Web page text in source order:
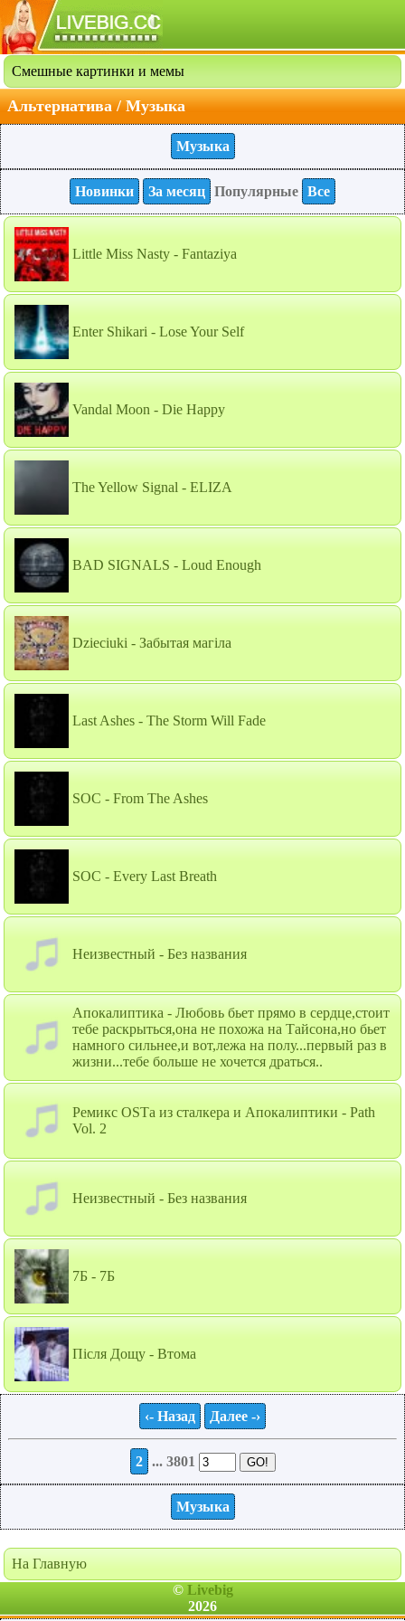
Смешные картинки и мемы
Альтернатива / Музыка
Музыка
Новинки За месяц Популярные Все
Little Miss Nasty - Fantaziya
Enter Shikari - Lose Your Sеlf
Vandal Moon - Die Happy
The Yellow Signal - ELIZA
BAD SIGNALS - Loud Enough
Dzieciuki - Забытая магiла
Last Ashes - The Storm Will Fade
SOC - From The Ashes
SOC - Every Last Breath
Неизвестный - Без названия
Апокалиптика - Любовь бьет прямо в сердце,стоит
тебе раскрыться,она не похожа на Тайсона,но бьет
намного сильнее,и вот,лежа на полу...первый раз в
жизни...тебе больше не хочется драться..
Ремикс OSTа из сталкера и Апокалиптики - Path
Vol. 2
Неизвестный - Без названия
7Б - 7Б
Після Дощу - Втома
‹- Назад Далее -›
2 ... 3801
Музыка
На Главную
© Livebig
2026